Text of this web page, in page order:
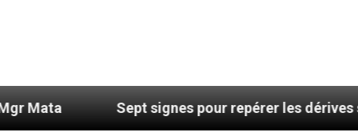
Sept signes pour repérer les dérives sectaires du